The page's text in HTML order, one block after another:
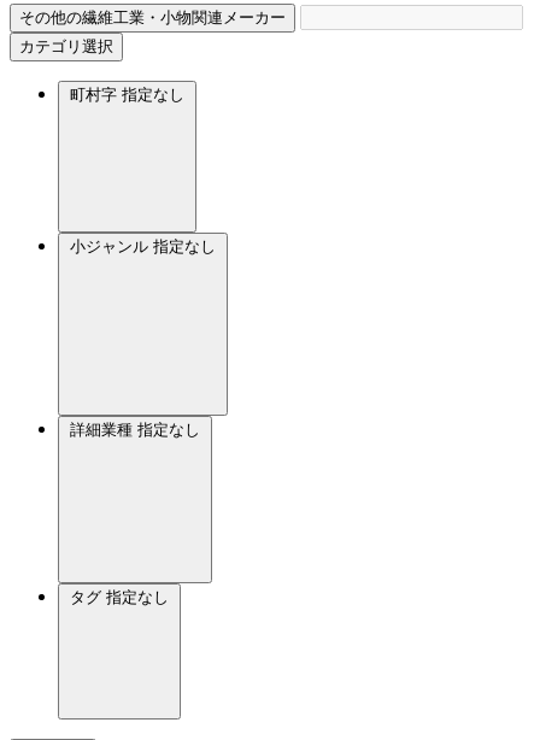
その他の繊維工業・小物関連メーカー
カテゴリ選択
町村字 指定なし
小ジャンル 指定なし
詳細業種 指定なし
タグ 指定なし